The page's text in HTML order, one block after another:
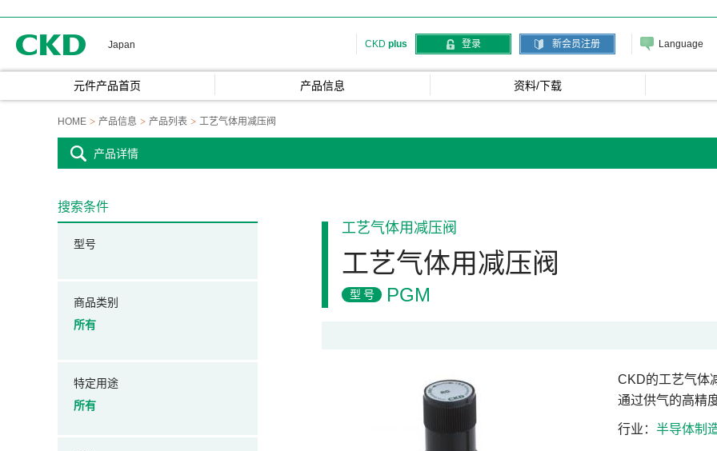
Japan CKD plus 登录 新会员注册 Language
元件产品首页 产品信息 资料/下载
HOME 产品信息 产品列表 工艺气体用减压阀
产品详情
工艺气体用减压阀
工艺气体用减压阀
型号 PGM
CKD的工艺气体
通过供气的高精
行业 半导体制
搜索条件
型号
商品类别
所有
特定用途
所有